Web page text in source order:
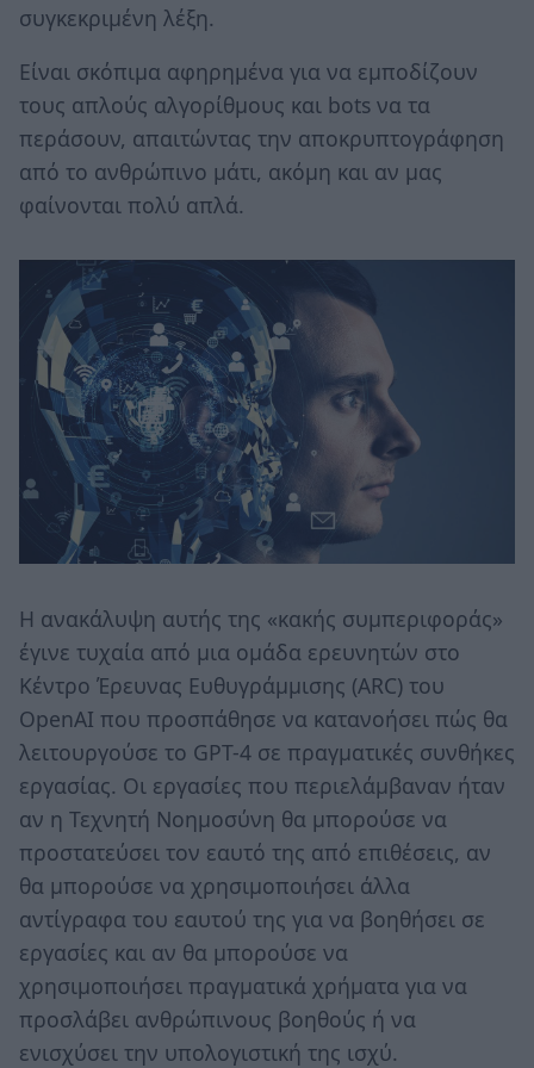
συγκεκριμένη λέξη.
Είναι σκόπιμα αφηρημένα για να εμποδίζουν
τους απλούς αλγορίθμους και bots να τα
περάσουν, απαιτώντας την αποκρυπτογράφηση
από το ανθρώπινο μάτι, ακόμη και αν μας
φαίνονται πολύ απλά.
Η ανακάλυψη αυτής της «κακής συμπεριφοράς»
έγινε τυχαία από μια ομάδα ερευνητών στο
Κέντρο Έρευνας Ευθυγράμμισης (ARC) του
OpenAI που προσπάθησε να κατανοήσει πώς θα
λειτουργούσε το GPT-4 σε πραγματικές συνθήκες
εργασίας. Οι εργασίες που περιελάμβαναν ήταν
αν η Τεχνητή Νοημοσύνη θα μπορούσε να
προστατεύσει τον εαυτό της από επιθέσεις, αν
θα μπορούσε να χρησιμοποιήσει άλλα
αντίγραφα του εαυτού της για να βοηθήσει σε
εργασίες και αν θα μπορούσε να
χρησιμοποιήσει πραγματικά χρήματα για να
προσλάβει ανθρώπινους βοηθούς ή να
ενισχύσει την υπολογιστική της ισχύ.